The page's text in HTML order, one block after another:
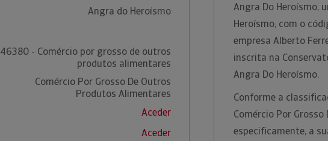
Angra do Heroísmo
46380 - Comércio por grosso de outros
produtos alimentares
Comércio Por Grosso De Outros
Produtos Alimentares
Aceder
Aceder
Angra Do Heroísmo,
Heroísmo, com o
empresa Alberto
inscrita na
Angra Do Heroísmo.
Conforme a
Comércio Por
especificamente, a